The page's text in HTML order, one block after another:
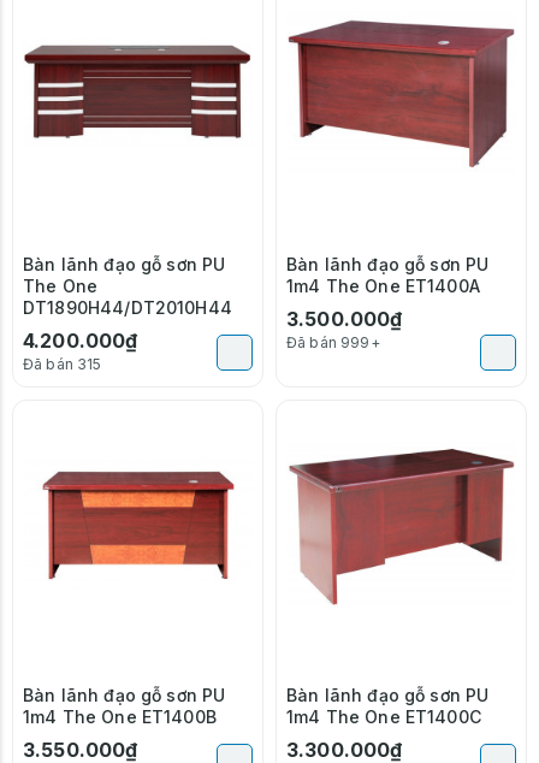
Bàn lãnh đạo gỗ sơn PU
The One
DT1890H44/DT2010H44
4.200.000₫
Đã bán 315
Bàn lãnh đạo gỗ sơn PU
1m4 The One ET1400A
3.500.000₫
Đã bán 999+
Bàn lãnh đạo gỗ sơn PU
1m4 The One ET1400B
3.550.000₫
Bàn lãnh đạo gỗ sơn PU
1m4 The One ET1400C
3.300.000₫